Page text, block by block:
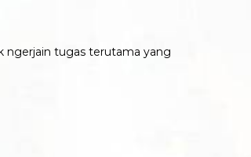
ngerjain tugas terutama yang